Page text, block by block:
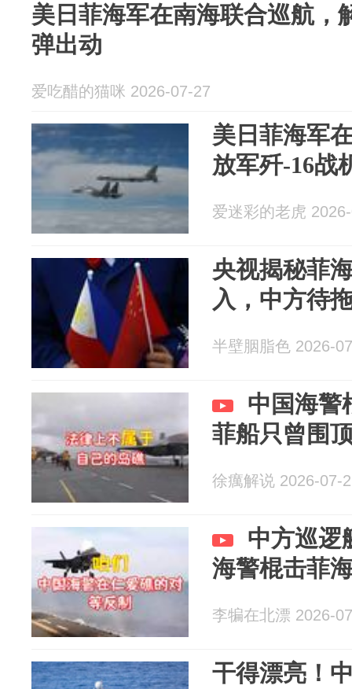
美日菲海军在南海联合巡航，
弹出动
爱吃醋的猫咪 2026-07-27
美日菲海军
放军歼-16战
爱迷彩的老虎
央视揭秘菲
入，中方待
半壁胭脂色 2026-
中国海警
菲船只曾围
徐癘解说 2026-07-
中方巡逻
海警棍击菲
李犏在北漂 2026-
干得漂亮！